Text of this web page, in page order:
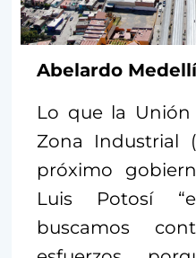
Abelardo
Lo que la
Zona Industrial
próximo
Luis Potosí
buscamos